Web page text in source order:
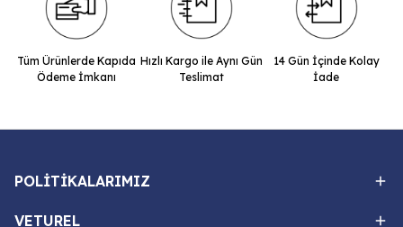
Tüm Ürünlerde Kapıda
Ödeme İmkanı
Hızlı Kargo ile Aynı Gün
Teslimat
14 Gün İçinde Kolay
İade
POLİTİKALARIMIZ
VETUREL